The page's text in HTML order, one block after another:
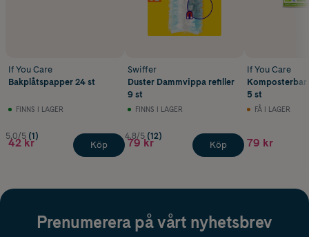
If You Care
Bakplåtspapper 24 st
FINNS I LAGER
5.0/5 (1)
42 kr Köp
Swiffer
Duster Dammvippa refiller
9 st
FINNS I LAGER
4.8/5 (12)
79 kr Köp
If You Care
Komposterbar
5 st
FÅ I LAGER
79 kr
Prenumerera på vårt nyhetsbrev